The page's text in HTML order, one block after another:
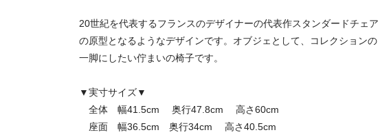
20世紀を代表するフランスのデザイナーの代表作スタンダードチェア
の原型となるようなデザインです。オブジェとして、コレクションの
一脚にしたい佇まいの椅子です。
▼実寸サイズ▼
全体 幅41.5cm 奥行47.8cm 高さ60cm
座面 幅36.5cm 奥行34cm 高さ40.5cm